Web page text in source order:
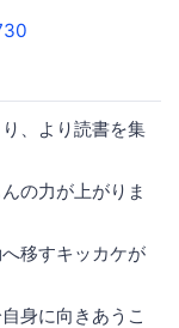
、より読書を集
の力が上がりま
移すキッカケが
身に向きあうこ